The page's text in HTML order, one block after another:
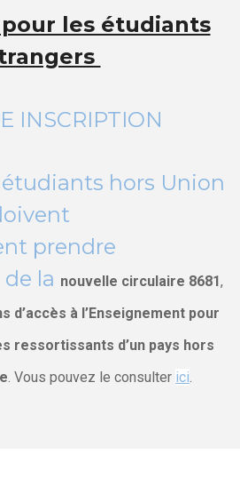
les étudiants
INSCRIPTION
hors Union
prendre
la nouvelle circulaire 8681,
d’accès à l’Enseignement pour
ressortissants d’un pays hors
. Vous pouvez le consulter ici.